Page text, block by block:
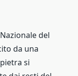
del
da una
si